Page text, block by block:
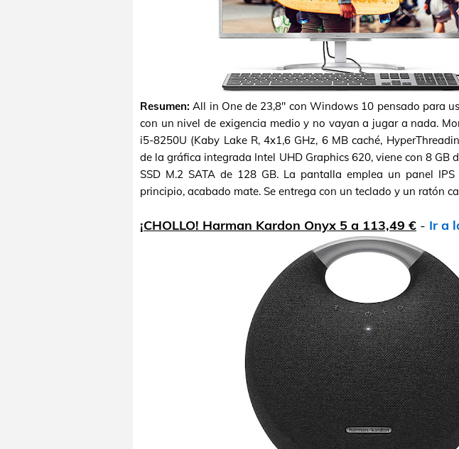
Resumen: All in One de 23,8" con Windows 10 pensado para
con un nivel de exigencia medio y no vayan a jugar a nada.
i5-8250U (Kaby Lake R, 4x1,6 GHz, 6 MB caché,
de la gráfica integrada Intel UHD Graphics 620, viene con 8 GB
SSD M.2 SATA de 128 GB. La pantalla emplea un panel
principio, acabado mate. Se entrega con un teclado y un ratón
¡CHOLLO! Harman Kardon Onyx 5 a 113,49 € - Ir a